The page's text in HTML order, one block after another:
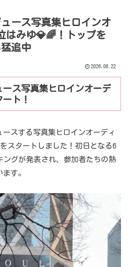
ース写真集ヒロインオ
はみゆ💎🌈！トップを
追中
2026.06.22
ス写真集ヒロインオーデ
ト！
スする写真集ヒロインオーディ
スタートしました！初日となる6
ングが発表され、参加者たちの熱
す。